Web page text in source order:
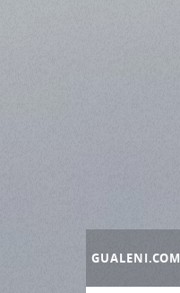
GUALENI.COM